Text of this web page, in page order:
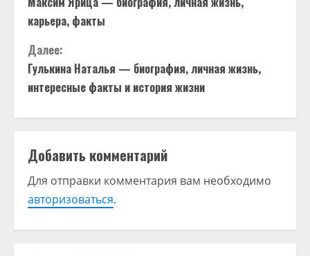
р
о
д
ж
и
карьера, факты
Далее:
Гулькина Наталья — биография, личная жизнь,
интересные факты и история жизни
Добавить комментарий
Для отправки комментария вам необходимо
авторизоваться.